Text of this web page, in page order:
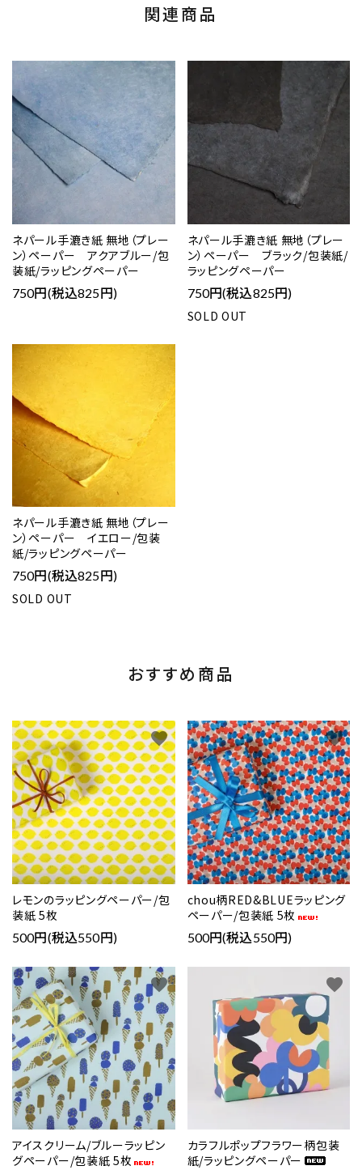
関連商品
ネパール手漉き紙 無地（プレー
ン）ペーパー アクアブルー/包
装紙/ラッピングペーパー
750円(税込825円)
ネパール手漉き紙 無地（プレー
ン）ペーパー ブラック/包装紙/
ラッピングペーパー
750円(税込825円)
SOLD OUT
ネパール手漉き紙 無地（プレー
ン）ペーパー イエロー/包装
紙/ラッピングペーパー
750円(税込825円)
SOLD OUT
おすすめ商品
レモンのラッピングペーパー/包
装紙 5枚
500円(税込550円)
favorite
chou柄RED&BLUEラッピング
ペーパー/包装紙 5枚
500円(税込550円)
favorite
アイスクリーム/ブルーラッピン
グペーパー/包装紙 5枚
favorite
カラフルポップフラワー柄包装
紙/ラッピングペーパー
favorite